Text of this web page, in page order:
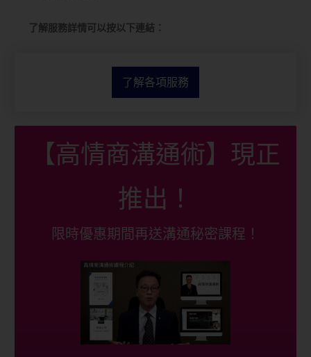
了解服務詳情可以按以下連結：
了解各項服務
【高情商溝通術】現正
推出！
限時優惠期間再送溝通秘密課程！